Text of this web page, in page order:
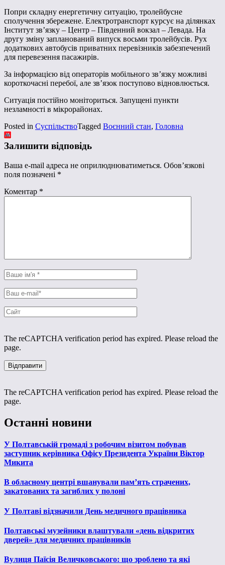
Попри складну енергетичну ситуацію, тролейбусне
сполучення збережене. Електротранспорт курсує на ділянках
Інститут зв’язку – Центр – Південний вокзал – Левада. На
другу зміну запланований випуск восьми тролейбусів. Рух
додаткових автобусів приватних перевізників забезпечений
для перевезення пасажирів.
За інформацією від операторів мобільного звʼязку можливі
короткочасні перебої, але зв’язок поступово відновлюється.
Ситуація постійно моніториться. Запущені пункти
незламності в мікрорайонах.
Posted in СуспільствоTagged Воєнний стан, Головна
Залишити відповідь
Ваша e-mail адреса не оприлюднюватиметься. Обов’язкові
поля позначені *
Коментар *
The reCAPTCHA verification period has expired. Please reload the
page.
The reCAPTCHA verification period has expired. Please reload the
page.
Останні новини
У Полтавській громаді з робочим візитом побував
заступник керівника Офісу Президента України Віктор
Микита
В обласному центрі вшанували пам’ять страчених,
закатованих та загиблих у полоні
У Полтаві відзначили День медичного працівника
Полтавські музейники влаштували «день відкритих
дверей» для медичних працівників
Вулиця Паїсія Величковського: що зроблено та які